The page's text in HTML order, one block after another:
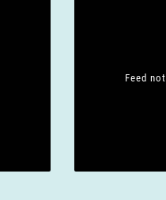
Feed